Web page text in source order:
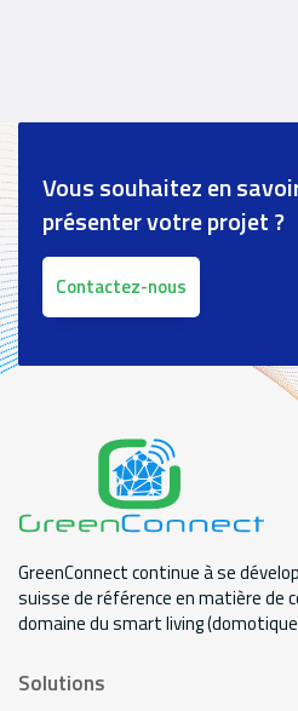
Références
paragraph
Vous souhaitez en
présenter votre projet ?
Contactez-nous
GreenConnect continue à se
suisse de référence en matière de
domaine du smart living
Solutions